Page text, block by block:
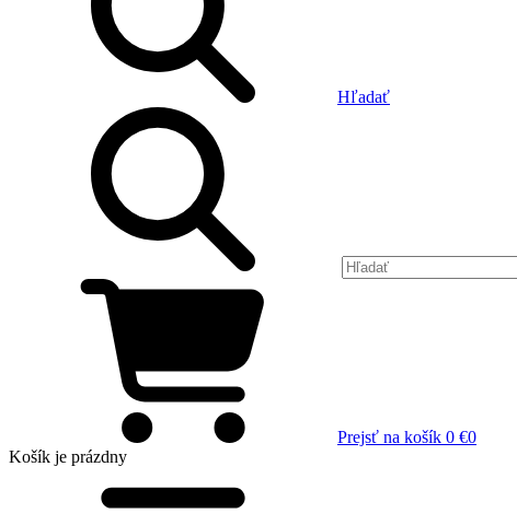
Hľadať
Prejsť na košík 0 €0
Košík je prázdny